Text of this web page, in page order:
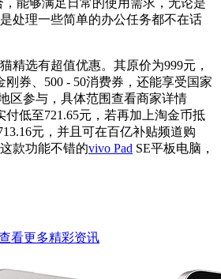
，能够满足日常的使用需求，无论是
处理一些简单的办公任务都不在话
精选有超值优惠。其原价为999元，
券、500 - 50消费券，还能享受国家
区参与，具体范围查看商家详情
付低至721.65元，若再加上淘金币抵
元，并且可在百亿补贴频道购
款功能不错的vivo Pad SE平板电脑，
看更多精彩资讯